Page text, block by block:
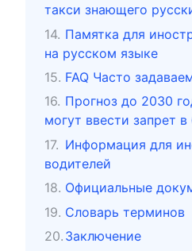
такси знающего
Памятка для
на русском языке
FAQ Часто
Прогноз до 2030
могут ввести запрет
Информация для
водителей
Официальные
Словарь терминов
Заключение